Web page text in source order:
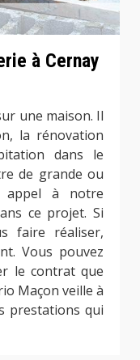
à Cernay
une maison. Il
la rénovation
dans le
de grande ou
appel à notre
ce projet. Si
faire réaliser,
Vous pouvez
le contrat que
Maçon veille à
prestations qui